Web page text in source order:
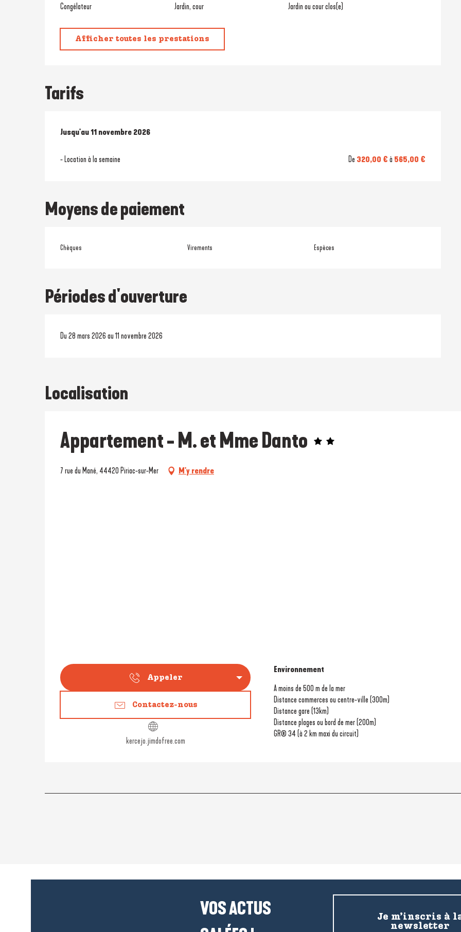
Congélateur
Jardin, cour Jardin ou cour clos(e)
Afficher toutes les prestations
Tarifs
Du28 mars 2026au11 novembre 2026
Jusqu'au11 novembre 2026
- Location à la semaine De 320,00 € à 565,00 €
Moyens de paiement
Chèques Virements Espèces
Périodes d'ouverture
Du 28 mars 2026 au 11 novembre 2026
Localisation
Appartement - M. et Mme Danto
7 rue du Mané, 44420 Piriac-sur-Mer M'y rendre
Appeler
Contactez-nous
kercejo.jimdofree.com
Environnement
Environnement
A moins de 500 m de la mer
Distance commerces ou centre-ville (300m)
Distance gare (13km)
Distance plages ou bord de mer (200m)
GR® 34 (à 2 km maxi du circuit)
VOS ACTUS
Je m’inscris à
newsletter